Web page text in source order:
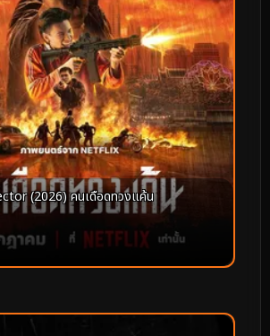
(2026) คนเดือดทวงแค้น